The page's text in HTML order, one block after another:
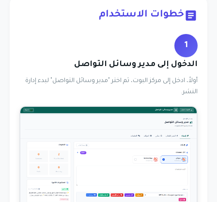
خطوات الاستخدام
1
الدخول إلى مدير وسائل التواصل
أولاً، ادخل إلى مركز البوت، ثم اختر "مدير وسائل التواصل" لبدء إدارة
النشر.